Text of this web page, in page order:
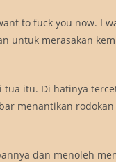
to fuck you now. I
untuk merasakan
itu. Di hatinya
menantikan
dan menoleh